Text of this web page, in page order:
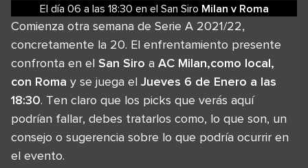
El día 06 a las 18:30 en el San Siro Milan v Roma
Comienza otra semana de Serie A 2021/22,
concretamente la 20. El enfrentamiento presente
confronta en el San Siro a AC Milan,como local,
con Roma y se juega el Jueves 6 de Enero a las
18:30. Ten claro que los picks que verás aquí
podrían fallar, debes tratarlos como, lo que son, un
consejo o sugerencia sobre lo que podría ocurrir en
el evento.